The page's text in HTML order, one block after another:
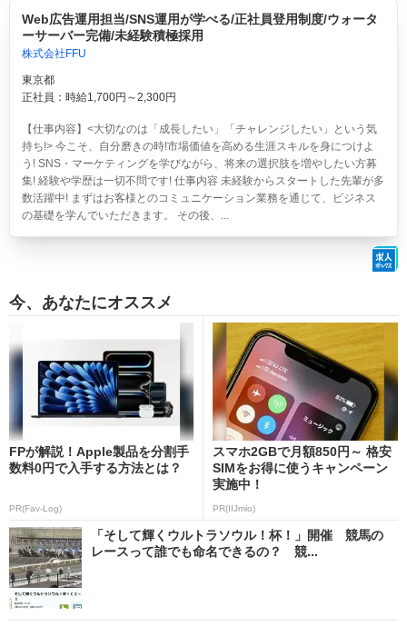
Web広告運用担当/SNS運用が学べる/正社員登用制度/ウォータ
ーサーバー完備/未経験積極採用
株式会社FFU
東京都
正社員：時給1,700円～2,300円
【仕事内容】<大切なのは「成長したい」「チャレンジしたい」という気
持ち!> 今こそ、自分磨きの時!市場価値を高める生涯スキルを身につけよ
う! SNS・マーケティングを学びながら、将来の選択肢を増やしたい方募
集! 経験や学歴は一切不問です! 仕事内容 未経験からスタートした先輩が多
数活躍中! まずはお客様とのコミュニケーション業務を通じて、ビジネス
の基礎を学んでいただきます。 その後、...
今、あなたにオススメ
FPが解説！Apple製品を分割手
数料0円で入手する方法とは？
PR(Fav-Log)
スマホ2GBで月額850円～ 格安
SIMをお得に使うキャンペーン
実施中！
PR(IIJmio)
「そして輝くウルトラソウル！杯！」開催 競馬の
レースって誰でも命名できるの？ 競...